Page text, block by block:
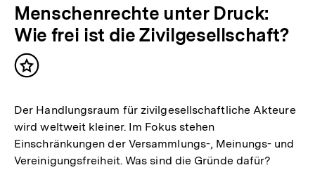
Menschenrechte unter Druck:
Wie frei ist die Zivilgesellschaft?
Inhalt
Der Handlungsraum für zivilgesellschaftliche Akteure
wird weltweit kleiner. Im Fokus stehen
Einschränkungen der Versammlungs-, Meinungs- und
Vereinigungsfreiheit. Was sind die Gründe dafür?